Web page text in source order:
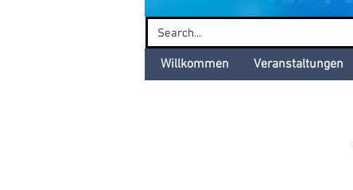
Willkommen Veranstaltungen